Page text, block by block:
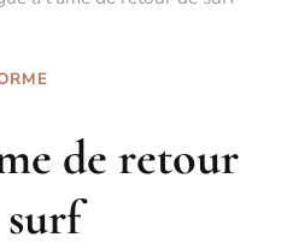
de retour